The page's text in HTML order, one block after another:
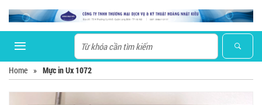
Home » Mực in Ux 1072